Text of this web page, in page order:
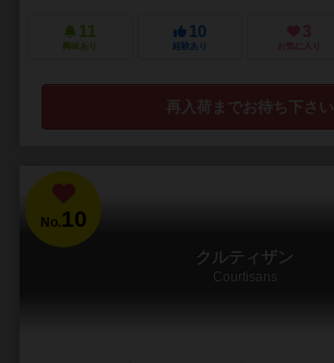
11
興味あり
10
経験あり
3
お気に入り
再入荷までお待ち下さい
No. 10
クルティザン
Courtisans